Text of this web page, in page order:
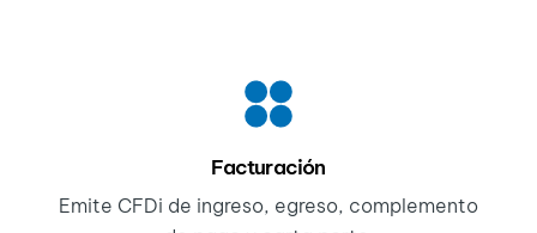
Facturación
Emite CFDi de ingreso, egreso, complemento